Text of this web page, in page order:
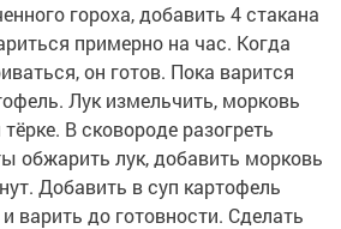
гороха, добавить 4 стакана
примерно на час. Когда
он готов. Пока варится
Лук измельчить, морковь
В сковороде разогреть
обжарить лук, добавить морковь
Добавить в суп картофель
варить до готовности. Сделать